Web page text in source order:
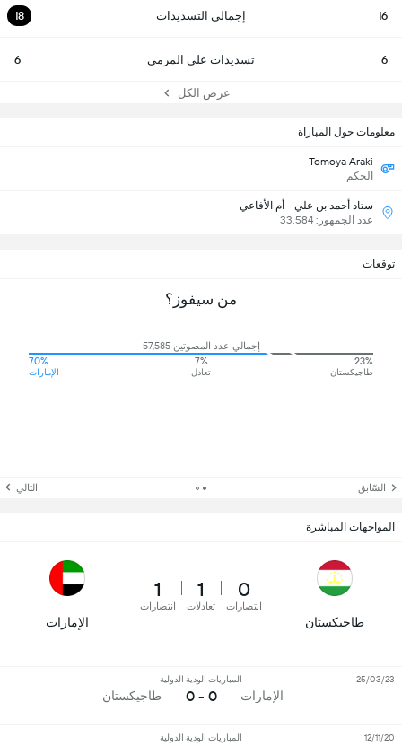
16 إجمالي التسديدات 18
6 تسديدات على المرمى 6
عرض الكل
معلومات حول المباراة
Tomoya Araki
الحكم
ستاد أحمد بن علي - أم الأفاعي
عدد الجمهور: 33,584
توقعات
من سيفوز؟
إجمالي عدد المصوتين 57,585
23%
طاجيكستان
7%
تعادل
70%
الإمارات
السّابق التالي
المواجهات المباشرة
طاجيكستان
0
انتصارات
1
تعادلات
1
انتصارات
الإمارات
الإمارات
المباريات الودية الدولية
0 - 0 طاجيكستان
25/03/23
المباريات الودية الدولية 12/11/20